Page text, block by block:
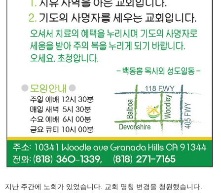
지난 주간에 노회가 있었습니다. 교회 명칭 변경을 청원했습니다.